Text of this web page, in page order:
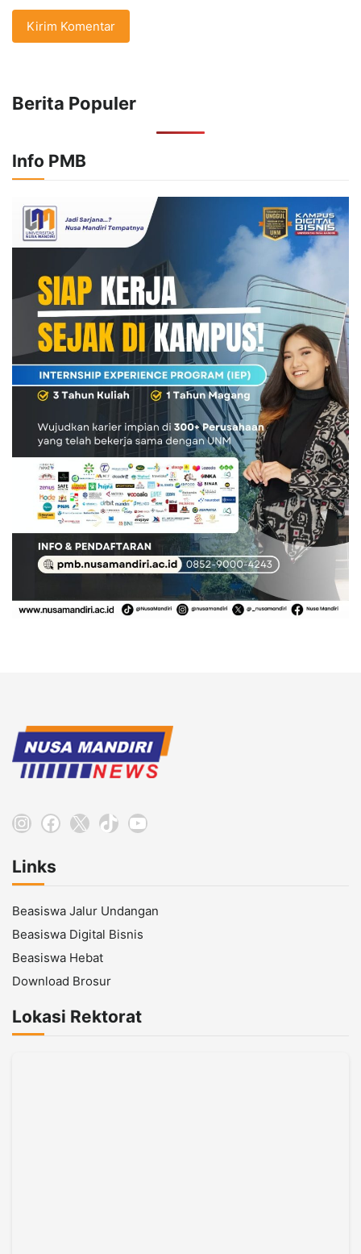
Berita Populer
Info PMB
Instagram
Facebook
X TikTokYouTube
Links
Beasiswa Jalur Undangan
Beasiswa Digital Bisnis
Beasiswa Hebat
Download Brosur
Lokasi Rektorat